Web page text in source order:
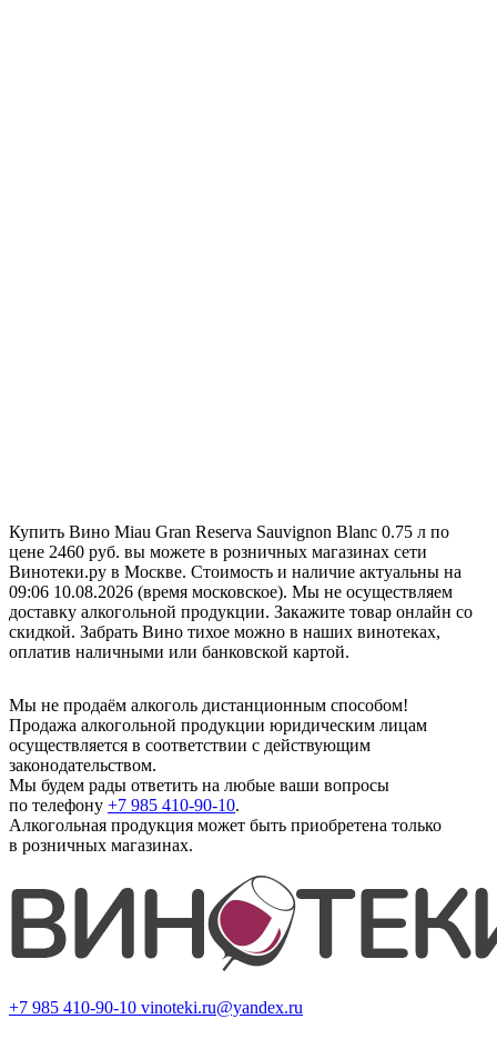
Купить Вино Miau Gran Reserva Sauvignon Blanc 0.75 л по
цене 2460 руб. вы можете в розничных магазинах сети
Винотеки.ру в Москве. Стоимость и наличие актуальны на
09:06 10.08.2026 (время московское). Мы не осуществляем
доставку алкогольной продукции. Закажите товар онлайн со
скидкой. Забрать Вино тихое можно в наших винотеках,
оплатив наличными или банковской картой.
Мы не продаём алкоголь дистанционным способом!
Продажа алкогольной продукции юридическим лицам
осуществляется в соответствии с действующим
законодательством.
Мы будем рады ответить на любые ваши вопросы
по телефону +7 985 410-90-10.
Алкогольная продукция может быть приобретена только
в розничных магазинах.
+7 985 410-90-10 vinoteki.ru@yandex.ru